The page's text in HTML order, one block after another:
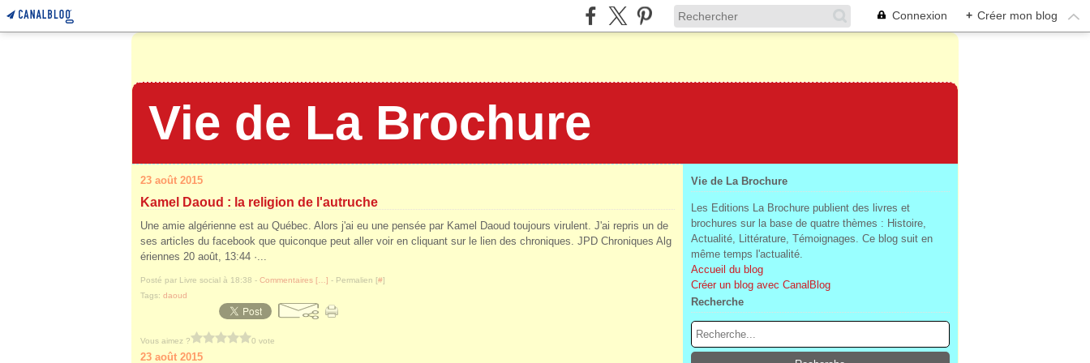
Connexion + Créer mon blog
Vie de La Brochure
23 août 2015
Kamel Daoud : la religion de l'autruche
Une amie algérienne est au Québec. Alors j'ai eu une pensée par Kamel Daoud toujours virulent. J'ai repris un de
ses articles du facebook que quiconque peut aller voir en cliquant sur le lien des chroniques. JPD Chroniques Alg
ériennes 20 août, 13:44 ·...
Posté par Livre social à 18:38 - Commentaires [ ] - Permalien [#]
Tags: daoud
Vous aimez ? 0 vote
23 août 2015
Vie de La Brochure
Les Editions La Brochure publient des livres et
brochures sur la base de quatre thèmes : Histoire,
Actualité, Littérature, Témoignages. Ce blog suit en
même temps l'actualité.
Accueil du blog
Créer un blog avec CanalBlog
Recherche